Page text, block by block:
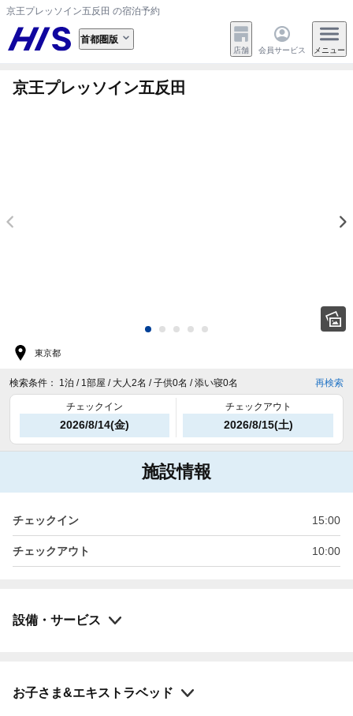
京王プレッソイン五反田 の宿泊予約
首都圏版
店舗 会員サービス メニュー
京王プレッソイン五反田
東京都
検索条件： 1泊 / 1部屋 / 大人2名 / 子供0名 / 添い寝0名 再検索
チェックイン
2026/8/14(金)
チェックアウト
2026/8/15(土)
施設情報
チェックイン 15:00
チェックアウト 10:00
設備・サービス
お子さま&エキストラベッド